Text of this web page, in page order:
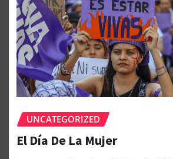
UNCATEGORIZED
El Día De La Mujer